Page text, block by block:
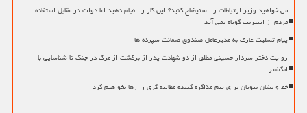
می خواهید وزیر ارتباطات را استیضاح کنید؟ این کار را انجام دهید اما دولت در مقابل استفاده
مردم از اینترنت کوتاه نمی آید
پیام تسلیت عارف به مدیرعامل صندوق ضمانت سپرده ها
روایت دختر سردار حسینی مطلق از دو شهادت پدر از برگشت از مرگ در جنگ تا شناسایی با
انگشتر
خط و نشان نبویان برای تیم مذاکره کننده مطالبه گری را رها نخواهیم کرد